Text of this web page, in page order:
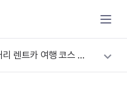
캐나다 로키 완벽 정복: 밴쿠버~캘거리 렌트카 여행 코스 및 핵심 명소